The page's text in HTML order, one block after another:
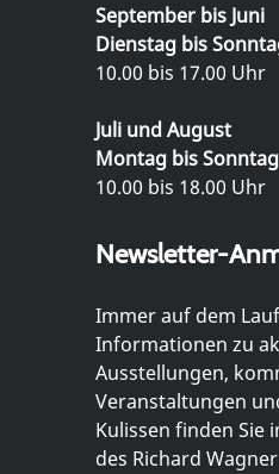
September bis Juni
Dienstag bis
10.00 bis 17.00 Uhr
Juli und August
Montag bis Sonntag
10.00 bis 18.00 Uhr
Newsletter-
Immer auf dem
Informationen zu
Ausstellungen,
Veranstaltungen
Kulissen finden Sie
des Richard